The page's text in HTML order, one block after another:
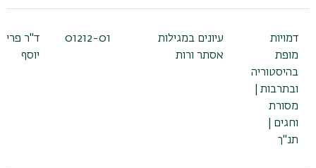
דמויות
מופת
בהיסטוריה
ובתרבות |
מסורת
וחגים |
תנ"ך
עיונים במגילות
אסתר ורות
01212-01
ד"ר
יוסף